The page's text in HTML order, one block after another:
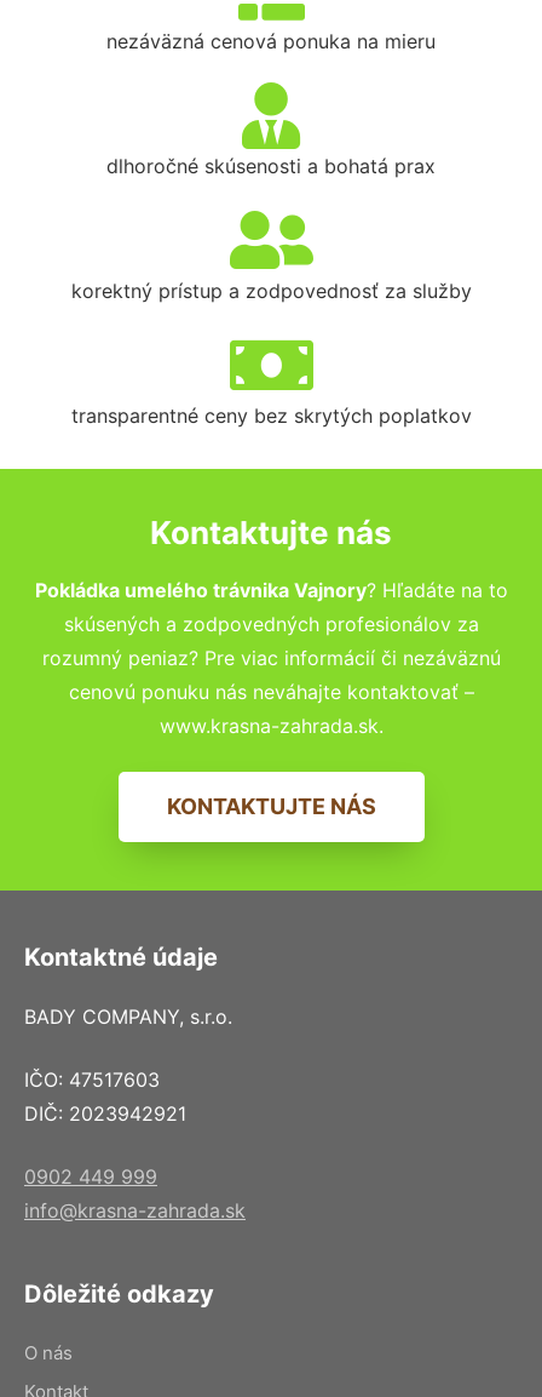
nezáväzná cenová ponuka na mieru
dlhoročné skúsenosti a bohatá prax
korektný prístup a zodpovednosť za služby
transparentné ceny bez skrytých poplatkov
Kontaktujte nás
Pokládka umelého trávnika Vajnory? Hľadáte na to
skúsených a zodpovedných profesionálov za
rozumný peniaz? Pre viac informácií či nezáväznú
cenovú ponuku nás neváhajte kontaktovať –
www.krasna-zahrada.sk.
KONTAKTUJTE NÁS
Kontaktné údaje
BADY COMPANY, s.r.o.
IČO: 47517603
DIČ: 2023942921
0902 449 999
info@krasna-zahrada.sk
Dôležité odkazy
O nás
Kontakt